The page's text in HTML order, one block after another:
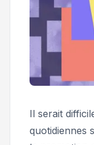
Il serait
quotidiennes